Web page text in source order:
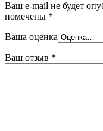
Ваш e-mail не будет
помечены *
Ваша оценка
Ваш отзыв *